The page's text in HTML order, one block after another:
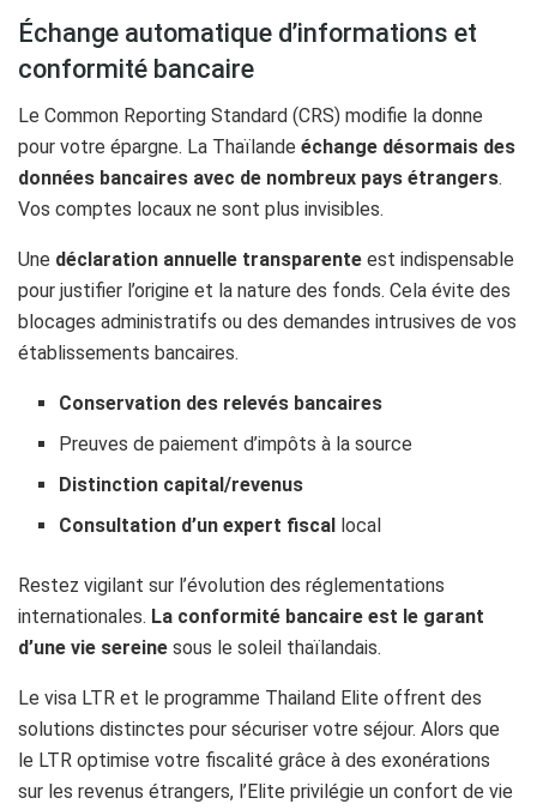
Échange automatique d’informations et
conformité bancaire
Le Common Reporting Standard (CRS) modifie la donne
pour votre épargne. La Thaïlande échange désormais des
données bancaires avec de nombreux pays étrangers.
Vos comptes locaux ne sont plus invisibles.
Une déclaration annuelle transparente est indispensable
pour justifier l’origine et la nature des fonds. Cela évite des
blocages administratifs ou des demandes intrusives de vos
établissements bancaires.
Conservation des relevés bancaires
Preuves de paiement d’impôts à la source
Distinction capital/revenus
Consultation d’un expert fiscal local
Restez vigilant sur l’évolution des réglementations
internationales. La conformité bancaire est le garant
d’une vie sereine sous le soleil thaïlandais.
Le visa LTR et le programme Thailand Elite offrent des
solutions distinctes pour sécuriser votre séjour. Alors que
le LTR optimise votre fiscalité grâce à des exonérations
sur les revenus étrangers, l’Elite privilégie un confort de vie